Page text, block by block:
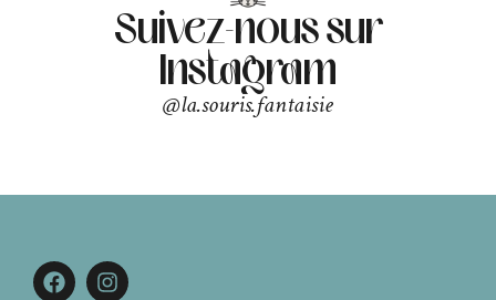
Suivez-nous sur
Instagram
@la.souris.fantaisie